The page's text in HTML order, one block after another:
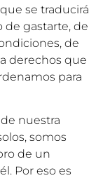
se traducirá
gastarte, de
de
derechos que
para
nuestra
somos
de un
Por eso es